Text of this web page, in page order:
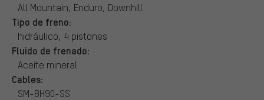
All Mountain, Enduro, Downhill
Tipo de freno:
hidráulico, 4 pistones
Fluido de frenado:
Aceite mineral
Cables:
SM-BH90-SS